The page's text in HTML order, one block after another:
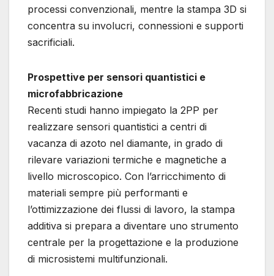
processi convenzionali, mentre la stampa 3D si
concentra su involucri, connessioni e supporti
sacrificiali.
Prospettive per sensori quantistici e
microfabbricazione
Recenti studi hanno impiegato la 2PP per
realizzare sensori quantistici a centri di
vacanza di azoto nel diamante, in grado di
rilevare variazioni termiche e magnetiche a
livello microscopico. Con l’arricchimento di
materiali sempre più performanti e
l’ottimizzazione dei flussi di lavoro, la stampa
additiva si prepara a diventare uno strumento
centrale per la progettazione e la produzione
di microsistemi multifunzionali.